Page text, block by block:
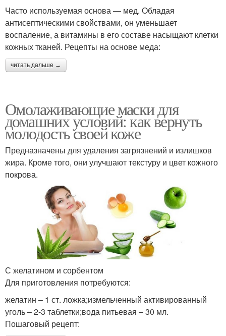
Часто используемая основа — мед. Обладая
антисептическими свойствами, он уменьшает
воспаление, а витамины в его составе насыщают клетки
кожных тканей. Рецепты на основе меда:
читать дальше →
Омолаживающие маски для
домашних условий: как вернуть
молодость своей коже
Предназначены для удаления загрязнений и излишков
жира. Кроме того, они улучшают текстуру и цвет кожного
покрова.
С желатином и сорбентом
Для приготовления потребуются:
желатин – 1 ст. ложка;измельченный активированный
уголь – 2-3 таблетки;вода питьевая – 30 мл.
Пошаговый рецепт: